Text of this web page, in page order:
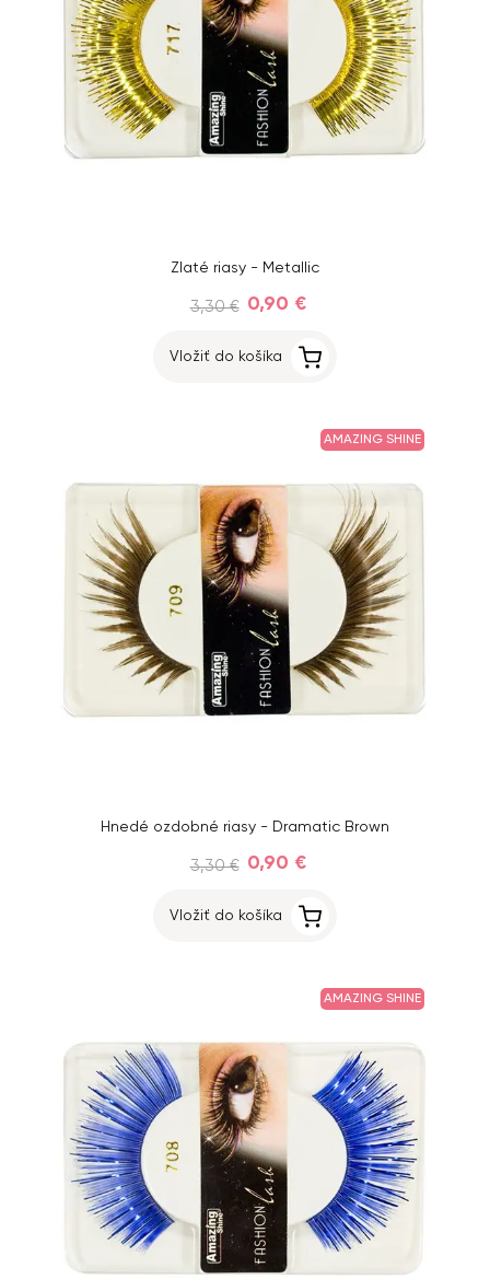
Zlaté riasy - Metallic
3,30 € 0,90 €
Vložiť do košíka
AMAZING SHINE
Hnedé ozdobné riasy - Dramatic Brown
3,30 € 0,90 €
Vložiť do košíka
AMAZING SHINE